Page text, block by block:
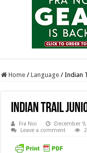
Home / Language / Indian
Indian Trail
Fra Noi December
Leave a comment